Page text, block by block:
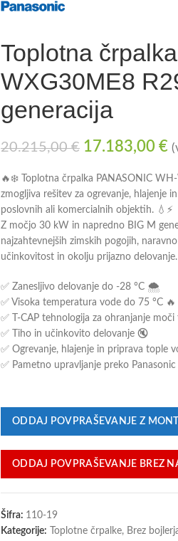
Toplotna
WXG30ME8
generacija
20.215,00€ 17.183,00 €
🔥❄️ Toplotna črpalka PANASONIC
zmogljiva rešitev za ogrevanje, hlajenje
poslovnih ali komercialnih objektih. 💧⚡
Z močjo 30 kW in napredno BIG M
najzahtevnejših zimskih pogojih,
učinkovitost in okolju prijazno
✅ Zanesljivo delovanje do -28 °C 🌨️
✅ Visoka temperatura vode do 75 °C 🔥
✅ T-CAP tehnologija za ohranjanje
✅ Tiho in učinkovito delovanje 🔇
✅ Ogrevanje, hlajenje in priprava tople
✅ Pametno upravljanje preko
ODDAJ POVPRAŠEVANJE Z
ODDAJ POVPRAŠEVANJE BREZ
Šifra: 110-19
Kategorije:
Toplotne črpalke, Brez